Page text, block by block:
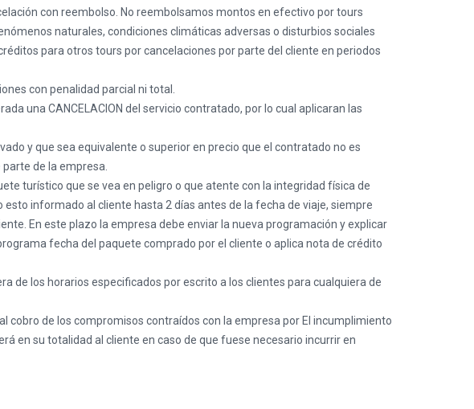
con reembolso. No reembolsamos montos en efectivo por tours
naturales, condiciones climáticas adversas o disturbios sociales
para otros tours por cancelaciones por parte del cliente en periodos
con penalidad parcial ni total.
una CANCELACION del servicio contratado, por lo cual aplicaran las
y que sea equivalente o superior en precio que el contratado no es
de la empresa.
turístico que se vea en peligro o que atente con la integridad física de
informado al cliente hasta 2 días antes de la fecha de viaje, siempre
En este plazo la empresa debe enviar la nueva programación y explicar
fecha del paquete comprado por el cliente o aplica nota de crédito
de los horarios especificados por escrito a los clientes para cualquiera de
cobro de los compromisos contraídos con la empresa por El incumplimiento
en su totalidad al cliente en caso de que fuese necesario incurrir en